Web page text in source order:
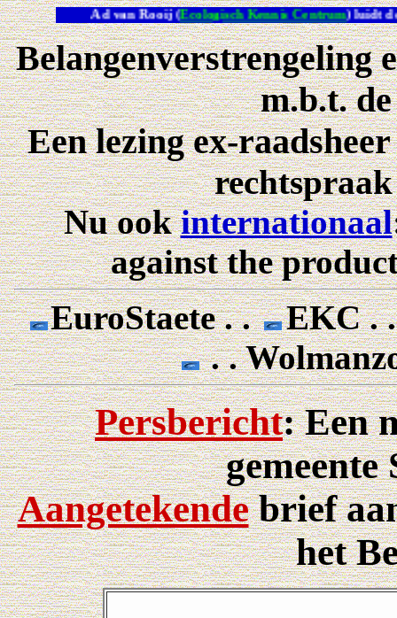
Ad van Rooij (Ecologisch Kennis Centrum) luidt
Belangenverstrengeling
m.b.t.
Een lezing ex-
Nu ookinternationaal
against the
EuroStaete . .
EKC .
. .
Persbericht: Een
gemeente
Aangetekendebrief
het